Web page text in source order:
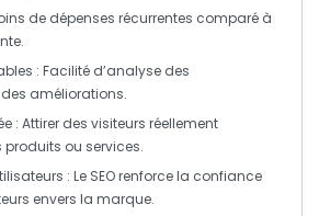
de dépenses récurrentes comparé à
.
: Facilité d’analyse des
améliorations.
: Attirer des visiteurs réellement
produits ou services.
: Le SEO renforce la confiance
envers la marque.